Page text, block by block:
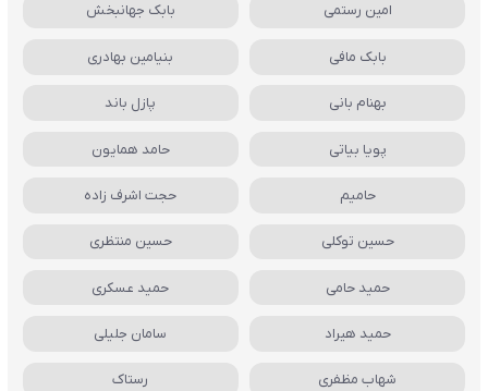
امین رستمی بابک جهانبخش
بابک مافی بنیامین بهادری
بهنام بانی پازل باند
پویا بیاتی حامد همایون
حامیم حجت اشرف زاده
حسین توکلی حسین منتظری
حمید حامی حمید عسکری
حمید هیراد سامان جلیلی
شهاب مظفری رستاک